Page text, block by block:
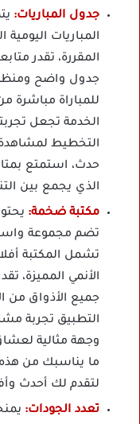
جدول المباريات:
المباريات
المقررة، تقدر
جدول واضح
للمباراة مباشرة
الخدمة تجعل
التخطيط
حدث، استمتع
الذي يجمع بين
مكتبة ضخمة:
تضم مجموعة
تشمل المكتبة
الأنمي المميزة،
جميع الأذواق من
التطبيق تجربة
وجهة مثالية
ما يناسبك من هذه
لتقدم لك أحدث
تعدد الجودات: